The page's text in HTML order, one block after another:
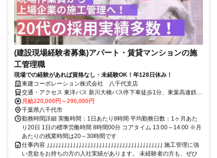
(建設現場経験者募集)アパート・賃貸マンションの施
工管理職
現場での経験があれば資格なし・未経験OK！年128日休み！
東建コーポレーション株式会社 八千代支店
交通・アクセス 東洋バス 新川大橋バス停下車徒歩1分、東葉高速鉄道
村上駅下車徒歩3分
月給220,000円～290,000円
千葉県八千代市
勤務時間詳細 実働時間：1日あたり8時間 平均勤務日数：1ヶ月あた
り20日 1日の標準労働時間 8時間00分 コアタイム 13:00～14:00 ※月
あたりの残業時間は20～30時間です
仕事内容 ｣｣｣｣｣｣｣｣｣｣｣｣｣｣｣｣｣｣｣｣｣｣｣｣｣｣｣｣｣｣｣｣｣｣｣｣｣｣｣｣ 施工管理に強
い意欲をお持ちの方の入社実績があります。 未経験者の方も、ぜひ